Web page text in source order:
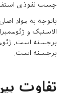
چسب نفوذی
باتوجه به مواد
الاستیک و
برجسته است.
برجسته است.
تفاوت